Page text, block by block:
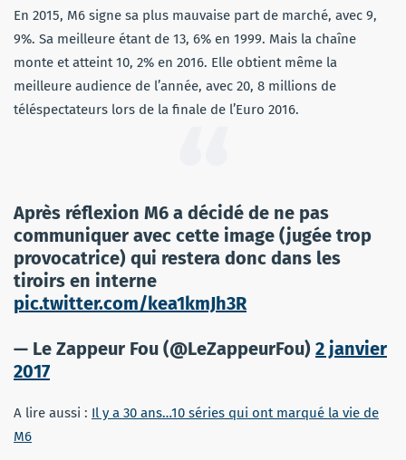
En 2015, M6 signe sa plus mauvaise part de marché, avec 9,
9%. Sa meilleure étant de 13, 6% en 1999. Mais la chaîne
monte et atteint 10, 2% en 2016. Elle obtient même la
meilleure audience de l’année, avec 20, 8 millions de
téléspectateurs lors de la finale de l’Euro 2016.
Après réflexion M6 a décidé de ne pas
communiquer avec cette image (jugée trop
provocatrice) qui restera donc dans les
tiroirs en interne
pic.twitter.com/kea1kmJh3R
— Le Zappeur Fou (@LeZappeurFou) 2 janvier
2017
A lire aussi : Il y a 30 ans…10 séries qui ont marqué la vie de
M6